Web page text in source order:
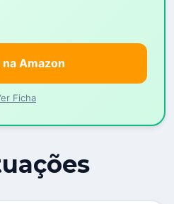
Amazon
Ficha